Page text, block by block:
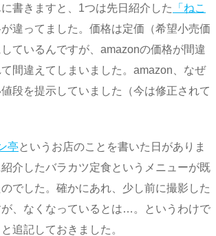
書きますと、1つは先日紹介した
「ねこ
違ってました。価格は定価（希望小売価
ているんですが、amazonの価格が間違
間違えてしまいました。amazon、なぜ
段を提示していました（今は修正されて
亭 というお店のことを書いた日がありま
介したバラカツ定食というメニューが既
でした。確かにあれ、少し前に撮影した
が、なくなっているとは…。というわけで
追記しておきました。